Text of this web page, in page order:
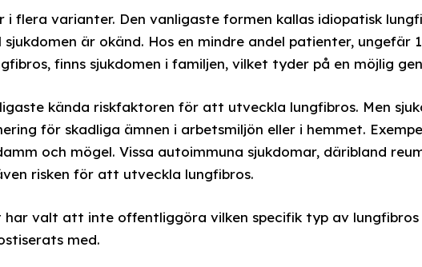
i flera varianter. Den vanligaste formen kallas idiopatisk
är okänd. Hos en mindre andel patienter, ungefär
finns sjukdomen i familjen, vilket tyder på en möjlig
kända riskfaktoren för att utveckla lungfibros. Men
för skadliga ämnen i arbetsmiljön eller i hemmet.
och mögel. Vissa autoimmuna sjukdomar, däribland
risken för att utveckla lungfibros.
har valt att inte offentliggöra vilken specifik typ av lungfibros
med.